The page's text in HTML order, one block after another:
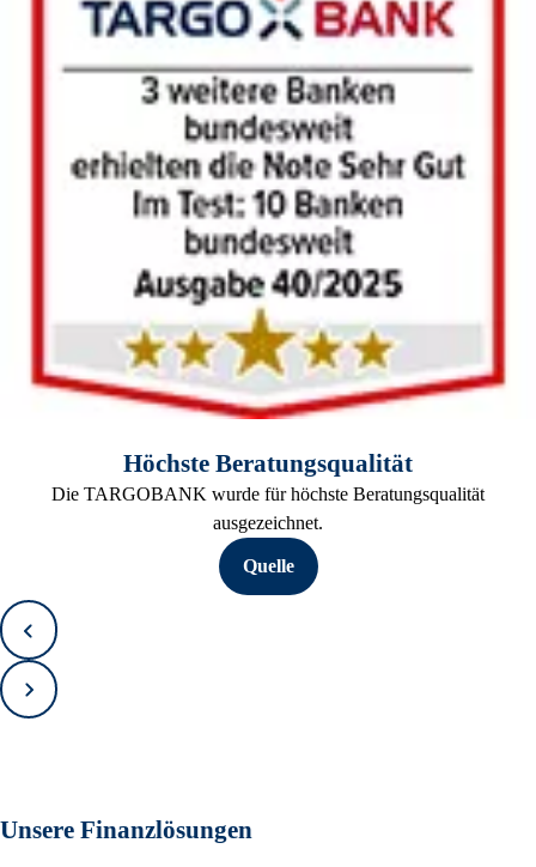
Höchste Beratungsqualität
Die TARGOBANK wurde für höchste Beratungsqualität
ausgezeichnet.
Quelle
Zurück
Vorwärts
Unsere Finanzlösungen